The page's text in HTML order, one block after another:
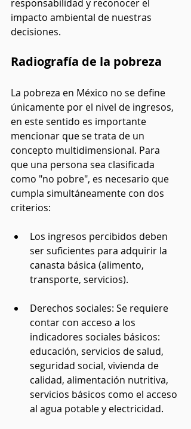
responsabilidad y reconocer el
impacto ambiental de nuestras
decisiones.
Radiografía de la pobreza
La pobreza en México no se define
únicamente por el nivel de ingresos,
en este sentido es importante
mencionar que se trata de un
concepto multidimensional. Para
que una persona sea clasificada
como "no pobre", es necesario que
cumpla simultáneamente con dos
criterios:
Los ingresos percibidos deben
ser suficientes para adquirir la
canasta básica (alimento,
transporte, servicios).
Derechos sociales: Se requiere
contar con acceso a los
indicadores sociales básicos:
educación, servicios de salud,
seguridad social, vivienda de
calidad, alimentación nutritiva,
servicios básicos como el acceso
al agua potable y electricidad.